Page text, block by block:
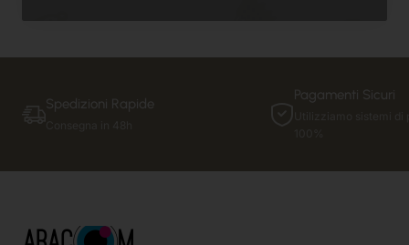
Spedizioni Rapide
Pagamenti Sicuri